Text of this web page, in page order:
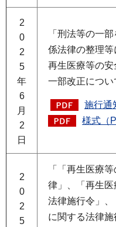
2
0
2
5
年
6
月
2
日
「刑法等の一
係法律の整理等
再生医療等の
一部改正につい
施行通
様式（
2
0
2
5
「「再生医療
律」、「再生
法律施行令」
に関する法律施